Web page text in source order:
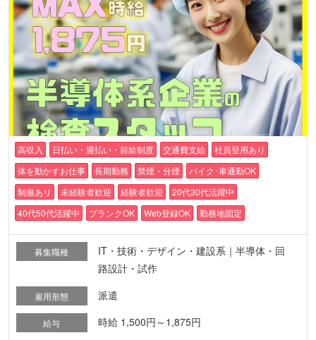
高収入 日払い・週払い・前給制度 交通費支給
社員登用あり
体を動かすお仕事
長期勤務 禁煙・分煙
バイク･車通勤OK
制服あり
未経験者歓迎 経験者歓迎
20代30代活躍中
40代50代活躍中
ブランクOK Web登録OK 勤務地固定
募集職種
IT・技術・デザイン・建設系｜半導体・回
路設計・試作
雇用形態 派遣
給与 時給 1,500円～1,875円